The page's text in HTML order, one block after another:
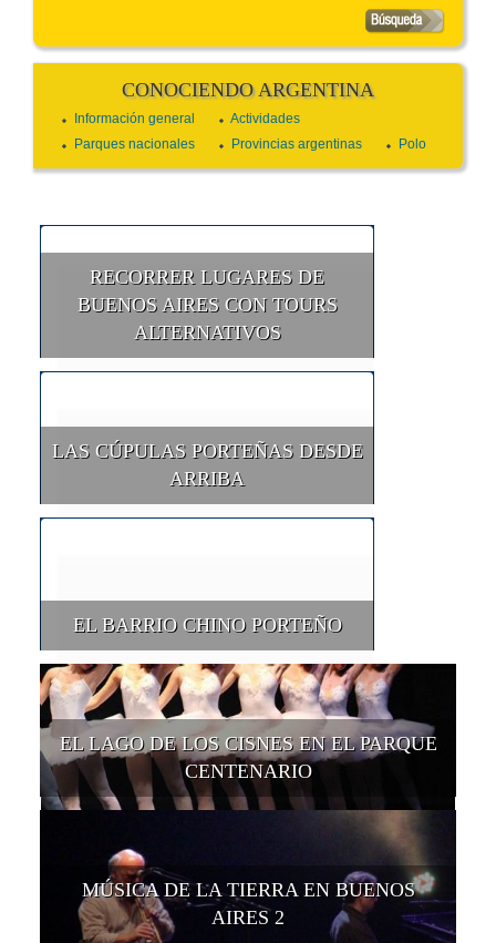
CONOCIENDO ARGENTINA
Información general
Actividades
Parques nacionales
Provincias argentinas Polo
RECORRER LUGARES DE
BUENOS AIRES CON TOURS
ALTERNATIVOS
LAS CÚPULAS PORTEÑAS DESDE
ARRIBA
EL BARRIO CHINO PORTEÑO
EL LAGO DE LOS CISNES EN EL PARQUE
CENTENARIO
MÚSICA DE LA TIERRA EN BUENOS
AIRES 2